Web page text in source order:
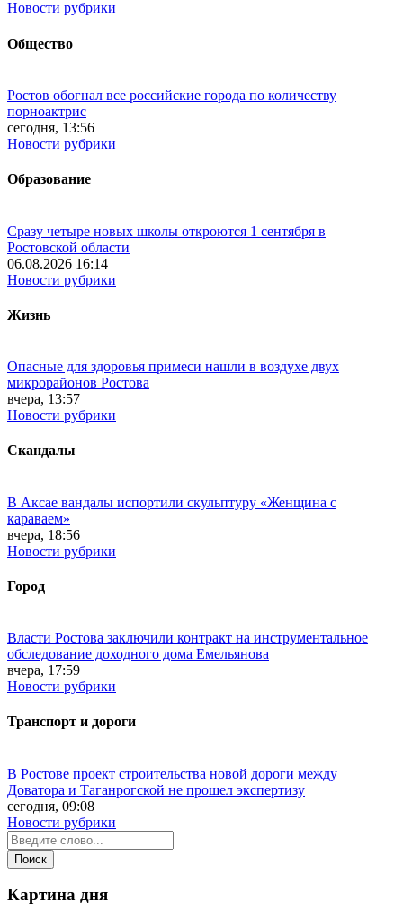
Новости рубрики
Общество
Ростов обогнал все российские города по количеству
порноактрис
сегодня, 13:56
Новости рубрики
Образование
Сразу четыре новых школы откроются 1 сентября в
Ростовской области
06.08.2026 16:14
Новости рубрики
Жизнь
Опасные для здоровья примеси нашли в воздухе двух
микрорайонов Ростова
вчера, 13:57
Новости рубрики
Скандалы
В Аксае вандалы испортили скульптуру «Женщина с
караваем»
вчера, 18:56
Новости рубрики
Город
Власти Ростова заключили контракт на инструментальное
обследование доходного дома Емельянова
вчера, 17:59
Новости рубрики
Транспорт и дороги
В Ростове проект строительства новой дороги между
Доватора и Таганрогской не прошел экспертизу
сегодня, 09:08
Новости рубрики
Картина дня